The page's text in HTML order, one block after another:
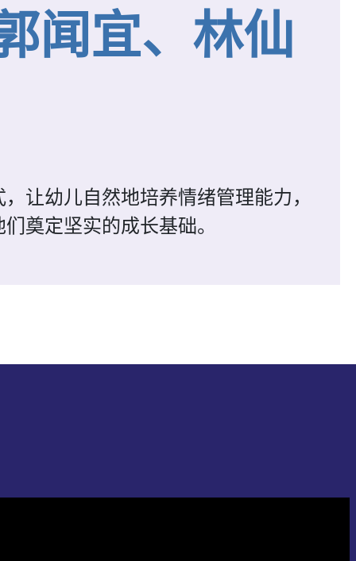
闻宜、林仙
让幼儿自然地培养情绪管理能力，
奠定坚实的成长基础。